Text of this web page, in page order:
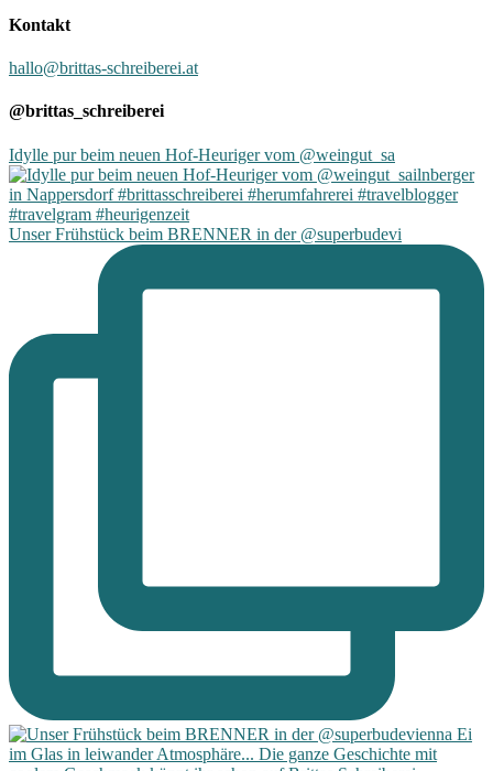
Kontakt
hallo@brittas-schreiberei.at
@brittas_schreiberei
Idylle pur beim neuen Hof-Heuriger vom @weingut_sa
Unser Frühstück beim BRENNER in der @superbudevi